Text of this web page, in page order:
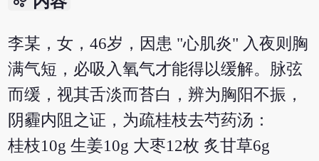
李某，女，46岁，因患 "心肌炎" 入夜则胸
满气短，必吸入氧气才能得以缓解。脉弦
而缓，视其舌淡而苔白，辨为胸阳不振，
阴霾内阻之证，为疏桂枝去芍药汤：
桂枝10g 生姜10g 大枣12枚 炙甘草6g